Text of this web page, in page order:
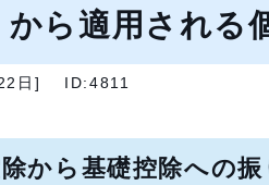
ら適用される
日 ] ID:4811
から基礎控除への振